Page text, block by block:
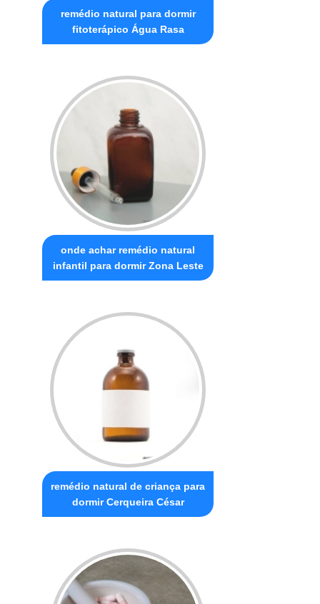
remédio natural para dormir
fitoterápico Água Rasa
onde achar remédio natural
infantil para dormir Zona Leste
remédio natural de criança para
dormir Cerqueira César